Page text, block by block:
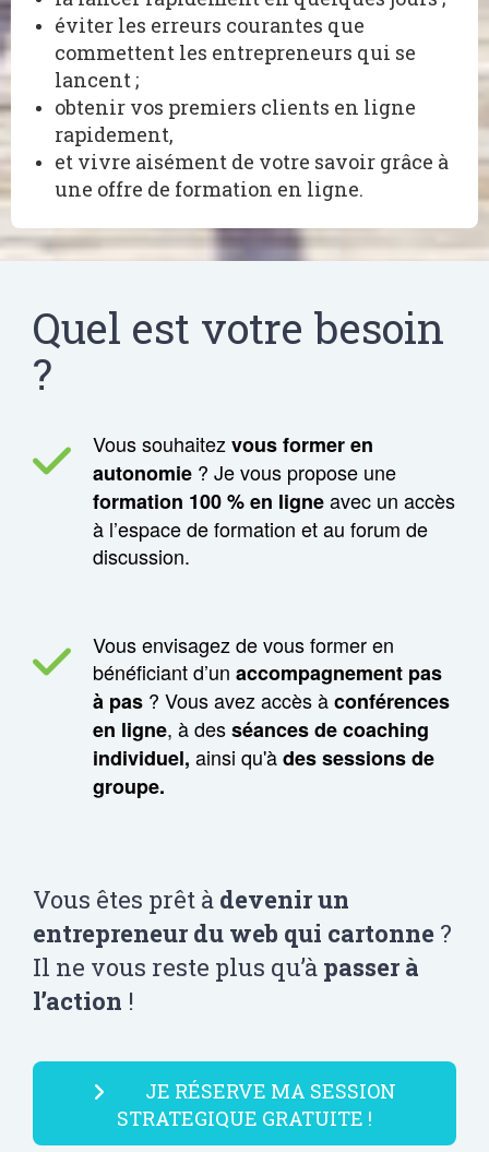
éviter les erreurs courantes que
commettent les entrepreneurs qui se
lancent ;
obtenir vos premiers clients en ligne
rapidement,
et vivre aisément de votre savoir grâce à
une offre de formation en ligne.
Quel est votre besoin
?
Vous souhaitezvous former en
autonomie ? Je vous propose une
formation 100 % en ligneavec un accès
à l’espace de formation et au forum de
discussion.
Vous envisagez de vous former en
bénéficiant d’un accompagnement pas
à pas ? Vous avez accès àconférences
en ligne, à desséances de coaching
individuel, ainsi qu'àdes sessions de
groupe.
Vous êtes prêt à devenir un
entrepreneur du web qui cartonne ?
Il ne vous reste plus qu’à passer à
l’action !
JE RÉSERVE MA SESSION
STRATEGIQUE GRATUITE !